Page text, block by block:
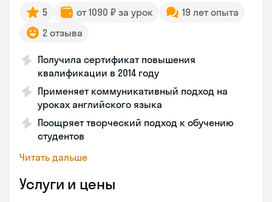
5 от 1090 ₽ за урок
19 лет опыта
2 отзыва
Получила сертификат повышения
квалификации в 2014 году
Применяет коммуникативный подход на
уроках английского языка
Поощряет творческий подход к обучению
студентов
Читать дальше
Услуги и цены